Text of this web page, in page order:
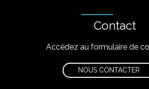
Contact
Accédez au formulaire de
NOUS CONTACTER